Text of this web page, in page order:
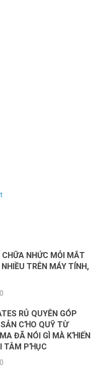
NHỨC MỎI MẮT
TRÊN MÁY TÍNH,
0
RỦ QUYÊN GÓP
CꞪO QUỸ TỪ
ĐÃ NÓI GÌ MÀ KꞪIẾN
TÂM PꞪỤC
0